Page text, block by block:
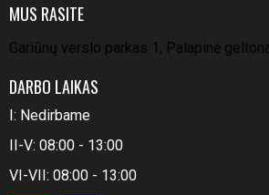
MUS RASITE
Gariūnų verslo parkas 1, Palapinė
DARBO LAIKAS
I: Nedirbame
II-V: 08:00 - 13:00
VI-VII: 08:00 - 13:00